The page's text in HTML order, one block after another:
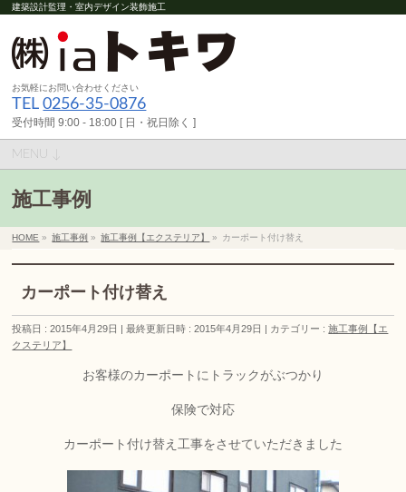
建築設計監理・室内デザイン装飾施工
お気軽にお問い合わせください
TEL0256-35-0876
受付時間 9:00 - 18:00 [ 日・祝日除く ]
MENU ↓
施工事例
HOME » 施工事例 » 施工事例【エクステリア】 » カーポート付け替え
カーポート付け替え
投稿日 : 2015年4月29日 最終更新日時 : 2015年4月29日 カテゴリー :施工事例【エ
クステリア】
お客様のカーポートにトラックがぶつかり
保険で対応
カーポート付け替え工事をさせていただきました